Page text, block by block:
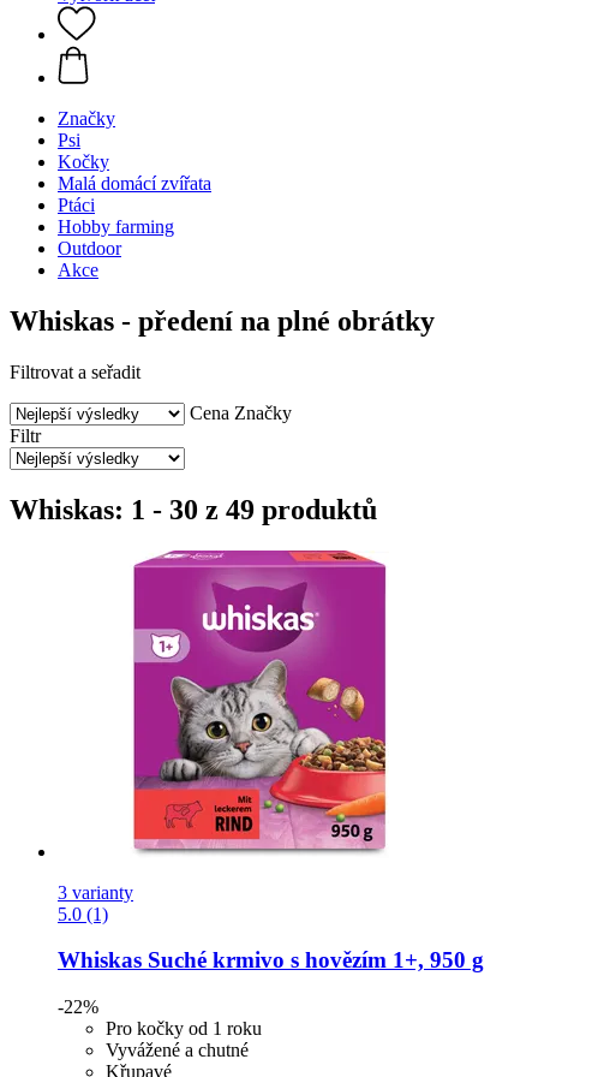
Značky
Psi
Kočky
Malá domácí zvířata
Ptáci
Hobby farming
Outdoor
Akce
Whiskas - předení na plné obrátky
Filtrovat a seřadit
Cena Značky
Filtr
Whiskas: 1 - 30 z 49 produktů
3 varianty
5.0 (1)
Whiskas Suché krmivo s hovězím 1+, 950 g
-22%
Pro kočky od 1 roku
Vyvážené a chutné
Křupavé